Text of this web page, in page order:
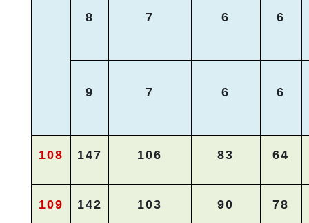
8 7 6 6
9 7 6 6
108 147 106 83 64
109 142 103 90 78